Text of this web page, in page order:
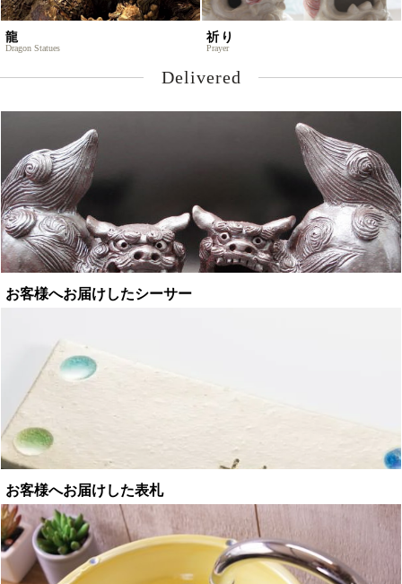
龍
Dragon Statues
祈り
Prayer
Delivered
お客様へお届けしたシーサー
お客様へお届けした表札